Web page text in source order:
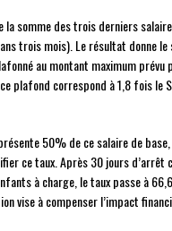
la somme des trois derniers
trois mois). Le résultat donne le
au montant maximum prévu
plafond correspond à 1,8 fois le
50% de ce salaire de
ce taux. Après 30 jours d’arrêt
à charge, le taux passe à
vise à compenser l’impact